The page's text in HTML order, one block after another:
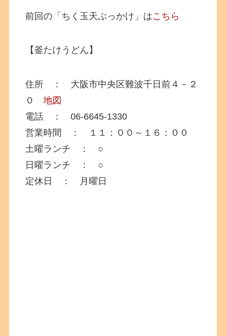
前回の「ちく玉天ぶっかけ」はこちら
【釜たけうどん】
住所 ： 大阪市中央区難波千日前４－２
０地図
電話 ： 06-6645-1330
営業時間 ： １１：００～１６：００
土曜ランチ ： ○
日曜ランチ ： ○
定休日 ： 月曜日